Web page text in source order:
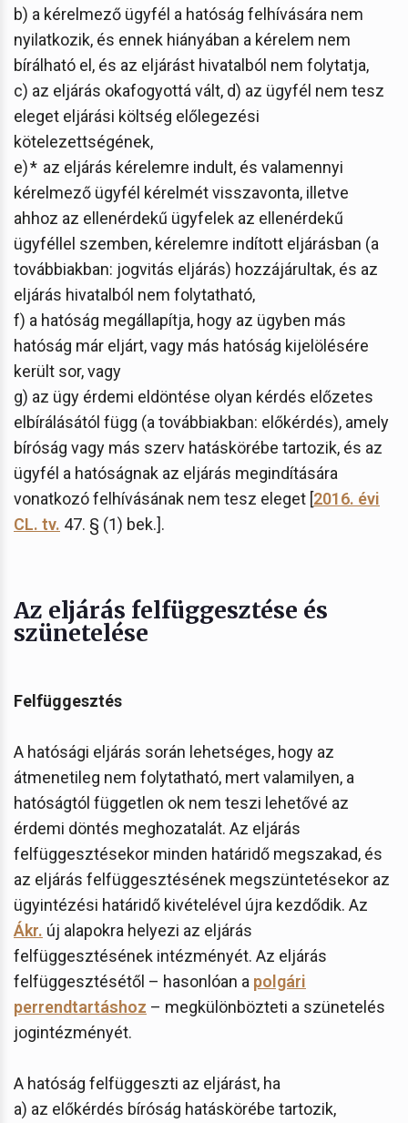
b) a kérelmező ügyfél a hatóság felhívására nem
nyilatkozik, és ennek hiányában a kérelem nem
bírálható el, és az eljárást hivatalból nem folytatja,
c) az eljárás okafogyottá vált, d) az ügyfél nem tesz
eleget eljárási költség előlegezési
kötelezettségének,
e) * az eljárás kérelemre indult, és valamennyi
kérelmező ügyfél kérelmét visszavonta, illetve
ahhoz az ellenérdekű ügyfelek az ellenérdekű
ügyféllel szemben, kérelemre indított eljárásban (a
továbbiakban: jogvitás eljárás) hozzájárultak, és az
eljárás hivatalból nem folytatható,
f) a hatóság megállapítja, hogy az ügyben más
hatóság már eljárt, vagy más hatóság kijelölésére
került sor, vagy
g) az ügy érdemi eldöntése olyan kérdés előzetes
elbírálásától függ (a továbbiakban: előkérdés), amely
bíróság vagy más szerv hatáskörébe tartozik, és az
ügyfél a hatóságnak az eljárás megindítására
vonatkozó felhívásának nem tesz eleget [2016. évi
CL. tv. 47. § (1) bek.].
Az eljárás felfüggesztése és
szünetelése
Felfüggesztés
A hatósági eljárás során lehetséges, hogy az
átmenetileg nem folytatható, mert valamilyen, a
hatóságtól független ok nem teszi lehetővé az
érdemi döntés meghozatalát. Az eljárás
felfüggesztésekor minden határidő megszakad, és
az eljárás felfüggesztésének megszüntetésekor az
ügyintézési határidő kivételével újra kezdődik. Az
Ákr. új alapokra helyezi az eljárás
felfüggesztésének intézményét. Az eljárás
felfüggesztésétől – hasonlóan a polgári
perrendtartáshoz – megkülönbözteti a szünetelés
jogintézményét.
A hatóság felfüggeszti az eljárást, ha
a) az előkérdés bíróság hatáskörébe tartozik,